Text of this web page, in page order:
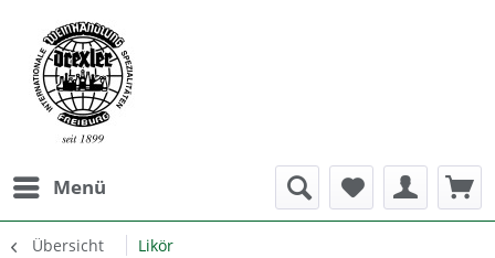
Menü
Übersicht Likör